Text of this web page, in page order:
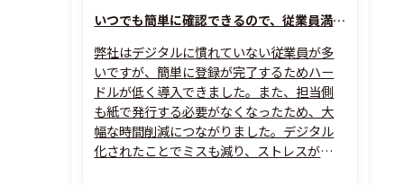
いつでも簡単に確認できるので、従業員満足度が高いです。
弊社はデジタルに慣れていない従業員が多
いですが、簡単に登録が完了するためハー
ドルが低く導入できました。また、担当側
も紙で発行する必要がなくなったため、大
幅な時間削減につながりました。デジタル
化されたことでミスも減り、ストレスが減り